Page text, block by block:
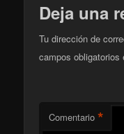
Deja una
Tu dirección de
campos
Comentario *